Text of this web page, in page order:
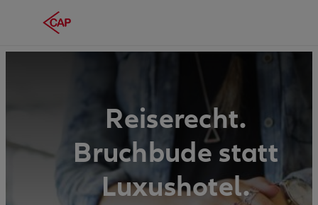
Reiserecht.
Bruchbude statt
Luxushotel.